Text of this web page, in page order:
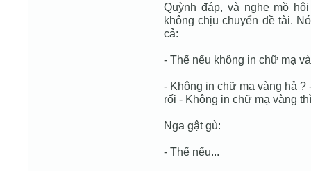
Quỳnh đáp, và nghe mồ
không chịu chuyển đề tài.
cả:
- Thế nếu không in chữ mạ
- Không in chữ mạ vàng hả ?
rối - Không in chữ mạ vàng
Nga gật gù:
- Thế nếu...